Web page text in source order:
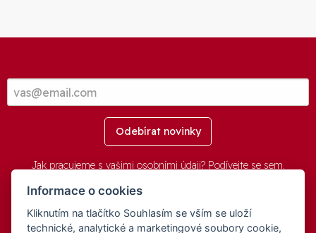
Odebírat novinky
Jak pracujeme s vašimi osobními údaji? Podívejte se sem.
© 2016-2026 -aGovernment.cz&Obec Oznice. Software:
aGovernment, Verze:4.0.1.1 - Beta. Číslo Licence: 74274001
Informace o cookies
Kliknutím na tlačítko Souhlasím se vším se uloží
technické, analytické a marketingové soubory cookie,